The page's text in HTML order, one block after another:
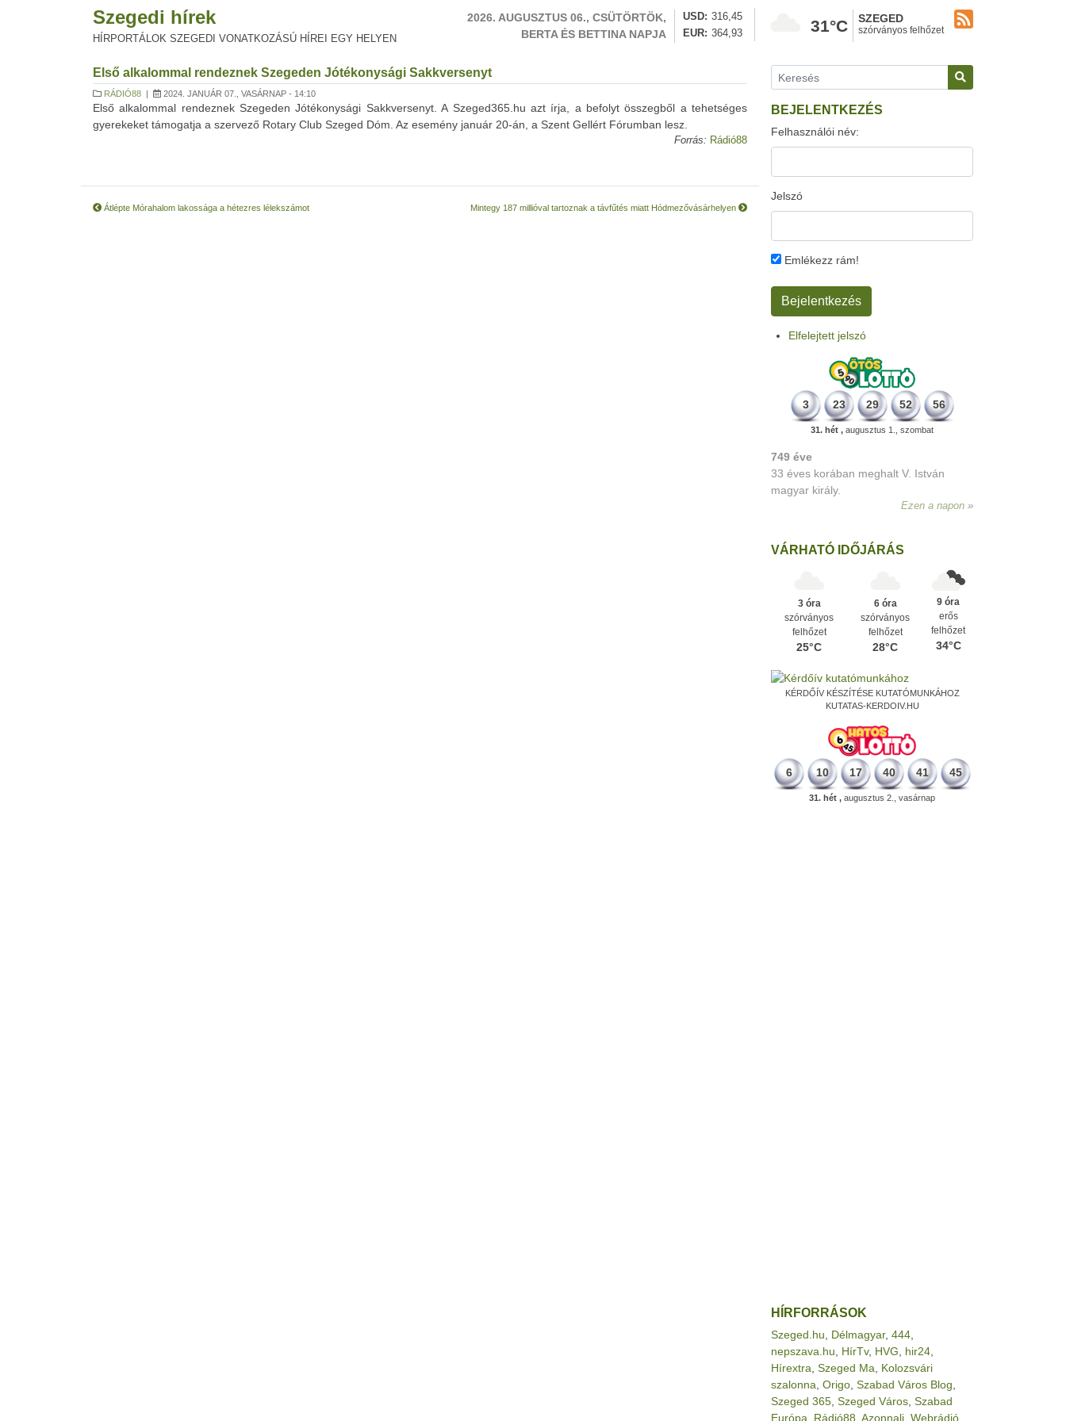
Szegedi hírek
HÍRPORTÁLOK SZEGEDI VONATKOZÁSÚ HÍREI EGY HELYEN
2026. AUGUSZTUS 06., CSÜTÖRTÖK,
BERTA ÉS BETTINA NAPJA
USD
316,45
EUR
364,93 31°C SZEGED
szórványos felhőzet
Első alkalommal rendeznek Szegeden Jótékonysági Sakkversenyt
RÁDIÓ88 | 2024. JANUÁR 07., VASÁRNAP - 14:10
Első alkalommal rendeznek Szegeden Jótékonysági Sakkversenyt. A Szeged365.hu azt írja, a befolyt összegből a tehetséges
gyerekeket támogatja a szervező Rotary Club Szeged Dóm. Az esemény január 20-án, a Szent Gellért Fórumban lesz.
Forrás: Rádió88
Átlépte Mórahalom lakossága a hétezres lélekszámot Mintegy 187 millióval tartoznak a távfűtés miatt Hódmezővásárhelyen
BEJELENTKEZÉS
Felhasználói név:
Jelszó
Emlékezz rám!
Elfelejtett jelszó
3 23 29 52 56
31. hét , augusztus 1., szombat
498 éve
A szávaszentdemeteri-nagyolaszi
győzelem, ahol a magyarok utoljára
győzték le a törököket Mohács előtt.
VÁRHATÓ IDŐJÁRÁS
3 óra
szórványos
felhőzet
25°C
6 óra
szórványos
felhőzet
28°C
9 óra
erős
felhőzet
34°C
KÉRDŐÍV KÉSZÍTÉSE KUTATÓMUNKÁHOZ
KUTATAS-KERDOIV.HU
6 10 17 40 41 45
31. hét , augusztus 2., vasárnap
HÍRFORRÁSOK
Szeged.hu Délmagyar, 444
nepszava.hu
HírTv, HVG hir24
Hírextra Szeged Ma
Kolozsvári
szalonna Origo Szabad Város Blog
Szeged 365 Szeged Város Szabad
Európa
Rádió88 Azonnali Webrádió